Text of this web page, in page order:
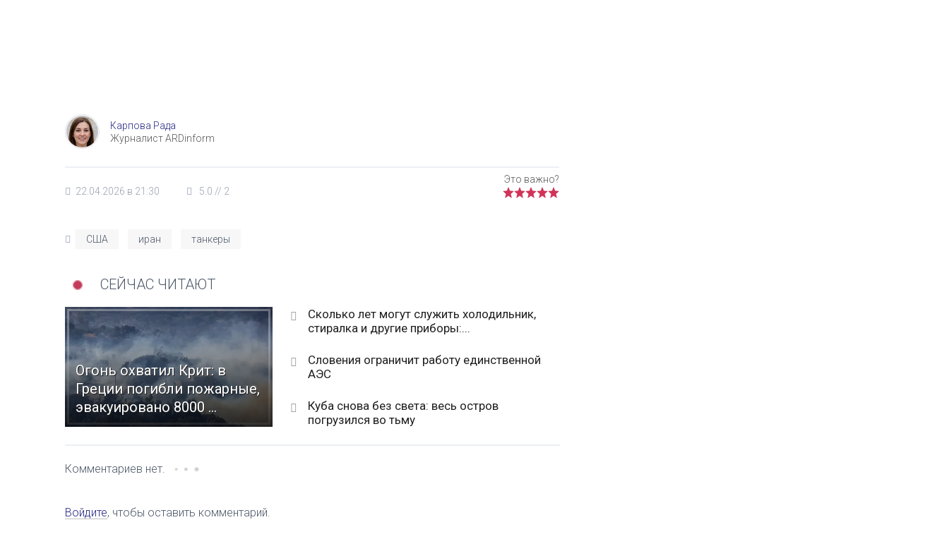
Карпова Рада
Журналист ARDinform
22.04.2026 в 21:30 5.0 // 2
США иран танкеры
СЕЙЧАС ЧИТАЮТ
Огонь охватил Крит: в
Греции погибли пожарные,
эвакуировано 8000 ...
Сколько лет могут служить холодильник,
стиралка и другие приборы:...
Словения ограничит работу единственной
АЭС
Куба снова без света: весь остров
погрузился во тьму
Комментариев нет.
Войдите, чтобы оставить комментарий.